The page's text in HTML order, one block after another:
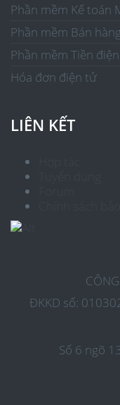
Phần mềm Kế toán
Phần mềm Bán hàng
Phần mềm Tiền
Hóa đơn điện tử
LIÊN KẾT
ĐKKD số:
Số 6 ngõ